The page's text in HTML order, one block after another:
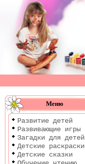
Оригами
|
Раскраски
Развитие
детей
Меню
Развитие детей
Развивающие игры
Загадки для детей
Детские раскраски
Детские сказки